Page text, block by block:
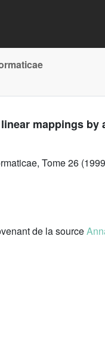
mappings
Tome 26
de la source